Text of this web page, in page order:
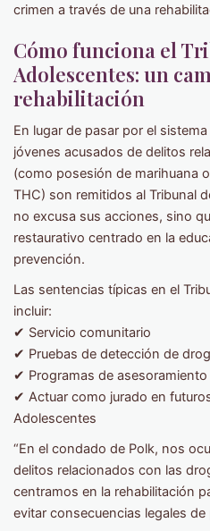
crimen a través de una
Cómo funciona el
Adolescentes: un
rehabilitación
En lugar de pasar por el
jóvenes acusados ​​de delitos
(como posesión de marihuana
THC) son remitidos al Tribunal
no excusa sus acciones, sino
restaurativo centrado en la
prevención.
Las sentencias típicas en el
incluir:
✔ Servicio comunitario
✔ Pruebas de detección de
✔ Programas de
✔ Actuar como jurado en
Adolescentes
“En el condado de Polk, nos
delitos relacionados con las
centramos en la rehabilitación
evitar consecuencias legales de